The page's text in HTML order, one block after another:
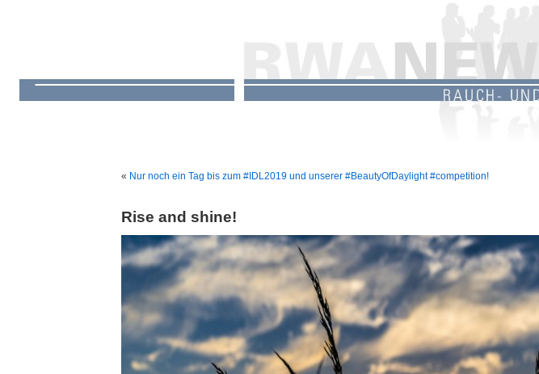
« Nur noch ein Tag bis zum #IDL2019 und unserer #BeautyOfDaylight #competition!
Rise and shine!